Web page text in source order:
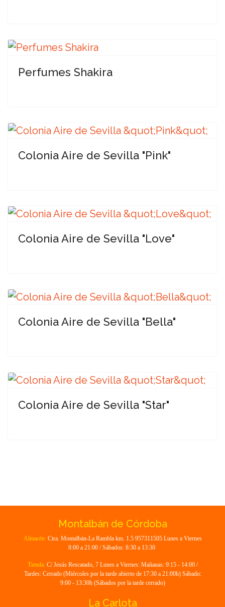
Perfumes Shakira
Colonia Aire de Sevilla "Pink"
Colonia Aire de Sevilla "Love"
Colonia Aire de Sevilla "Bella"
Colonia Aire de Sevilla "Star"
Montalbán de Córdoba
Almacén: Ctra. Montalbán-La Rambla km. 1.5 957311505 Lunes a Viernes
8:00 a 21:00 / Sábados: 8:30 a 13:30
Tienda: C/ Jesús Rescatado, 7 Lunes a Viernes: Mañanas: 9:15 - 14:00 /
Tardes: Cerrado (Miércoles por la tarde abierto de 17:30 a 21:00h) Sábado:
9:00 - 13:30h (Sábados por la tarde cerrado)
La Carlota